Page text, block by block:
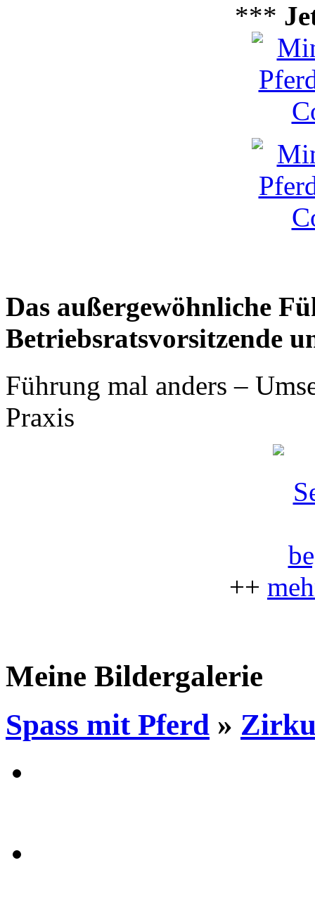
***
Das außergewöhnliche
Betriebsratsvorsitzende
Führung mal anders –
Praxis
++
Meine Bildergalerie
Spass mit Pferd »